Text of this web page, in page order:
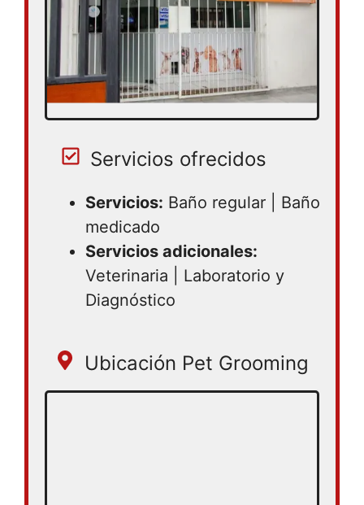
Servicios ofrecidos
Servicios: Baño regular | Baño
medicado
Servicios adicionales:
Veterinaria | Laboratorio y
Diagnóstico
Ubicación Pet Grooming